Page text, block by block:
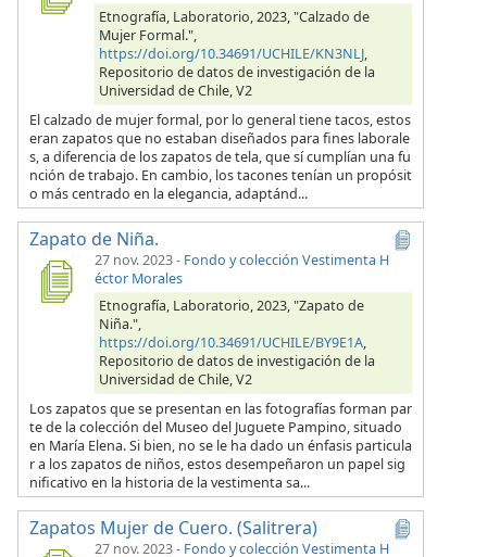
Etnografía, Laboratorio, 2023, "Calzado de
Mujer Formal.",
https://doi.org/10.34691/UCHILE/KN3NLJ,
Repositorio de datos de investigación de la
Universidad de Chile, V2
El calzado de mujer formal, por lo general tiene tacos, estos
eran zapatos que no estaban diseñados para fines laborale
s, a diferencia de los zapatos de tela, que sí cumplían una fu
nción de trabajo. En cambio, los tacones tenían un propósit
o más centrado en la elegancia, adaptánd...
Zapato de Niña.
27 nov. 2023- Fondo y colección Vestimenta H
éctor Morales
Etnografía, Laboratorio, 2023, "Zapato de
Niña.",
https://doi.org/10.34691/UCHILE/BY9E1A,
Repositorio de datos de investigación de la
Universidad de Chile, V2
Los zapatos que se presentan en las fotografías forman par
te de la colección del Museo del Juguete Pampino, situado
en María Elena. Si bien, no se le ha dado un énfasis particula
r a los zapatos de niños, estos desempeñaron un papel sig
nificativo en la historia de la vestimenta sa...
Zapatos Mujer de Cuero. (Salitrera)
27 nov. 2023- Fondo y colección Vestimenta H